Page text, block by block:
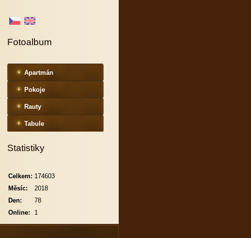
Fotoalbum
Apartmán
Pokoje
Rauty
Tabule
Statistiky
Online: 1
Celkem: 174603
Měsíc:
2018
Den:
78